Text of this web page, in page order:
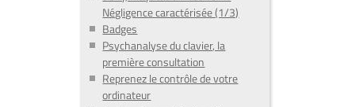
Négligence caractérisée (1/3)
Badges
Psychanalyse du clavier, la
première consultation
Reprenez le contrôle de votre
ordinateur